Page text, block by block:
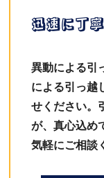
迅速に丁
異動による引
による引っ越
せください。
が、真心込め
気軽にご相談